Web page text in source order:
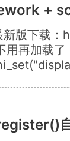
+
版下载：
用再加载